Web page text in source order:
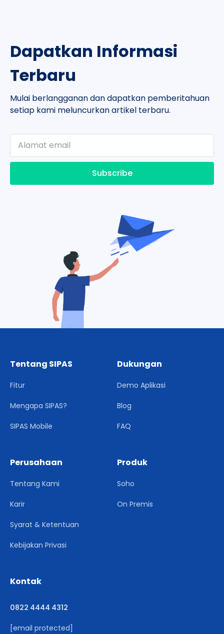
Dapatkan Informasi
Terbaru
Mulai berlangganan dan dapatkan pemberitahuan
setiap kami meluncurkan artikel terbaru.
Subscribe
Tentang SIPAS
Fitur
Mengapa SIPAS?
SIPAS Mobile
Dukungan
Demo Aplikasi
Blog
FAQ
Perusahaan
Tentang Kami
Karir
Syarat & Ketentuan
Kebijakan Privasi
Produk
Soho
On Premis
Kontak
0822 4444 4312
[email protected]